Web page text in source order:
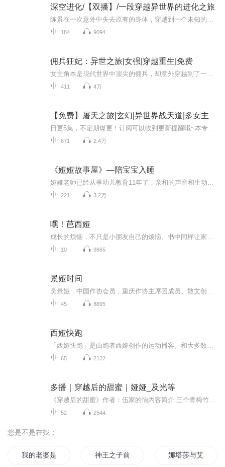
深空进化/【双播】/一段穿越异世界的进化之旅
184 9094
佣兵狂妃：异世之旅|女强|穿越重生|免费
411 4万
【免费】屠天之旅|玄幻|异世界战天道|多女主
671 2.4万
《娅娅故事屋》—陪宝宝入睡
221 3.2万
嘿！芭西娅
10 9865
景娅时间
45 8895
西娅快跑
65 2122
多播｜穿越后的甜蜜｜娅娅_及光等
52 2544
您是不是在找：
我的老婆是卡莎 神王之子前传阿希娅 娜塔莎与艾琳的